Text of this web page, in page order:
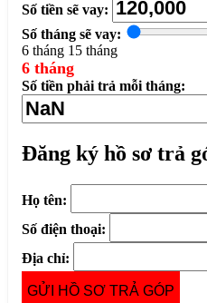
Số tiền sẽ vay:
Số tháng sẽ vay:
6 tháng 15 tháng
6 tháng
Số tiền phải trả mỗi tháng:
Đăng ký hồ sơ trả
Họ tên:
Số điện thoại:
Địa chỉ:
GỬI HỒ SƠ TRẢ GÓP